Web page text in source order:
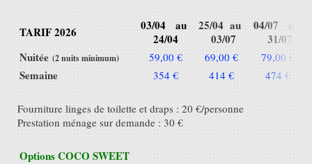
TARIF 2026
03/04 au
24/04
25/04 au
03/07
04/07 au
31/07
Nuitée(2 nuits minimum) 59,00 € 69,00 € 79,00 €
Semaine 354 € 414 € 474 €
Fourniture linges de toilette et draps : 20 €/personne
Prestation ménage sur demande : 30 €
Options COCO SWEET